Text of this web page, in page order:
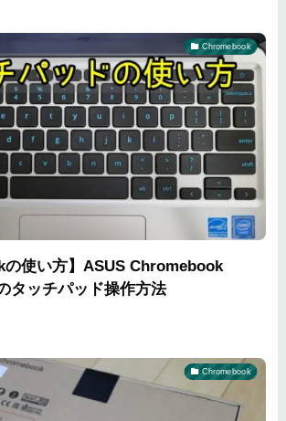
Chromebook
の使い方】ASUS Chromebook
タッチパッド操作方法
Chromebook